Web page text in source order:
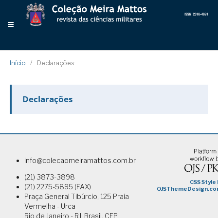
Início / Declarações
Declarações
info@colecaomeiramattos.com.br
(21) 3873-3898
(21) 2275-5895 (FAX)
Praça General Tibúrcio, 125 Praia
Vermelha - Urca
Rio de Janeiro - RJ, Brasil. CEP